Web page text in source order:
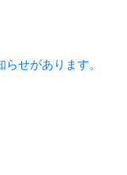
せがあります。